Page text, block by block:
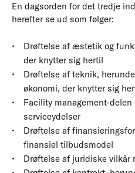
En dagsorden for det tredje
herefter se ud som følger:
Drøftelse af æstetik og
der knytter sig hertil
Drøftelse af teknik,
økonomi, der knytter sig
Facility management-
serviceydelser
Drøftelse af
finansiel tilbudsmodel
Drøftelse af juridiske vilkår